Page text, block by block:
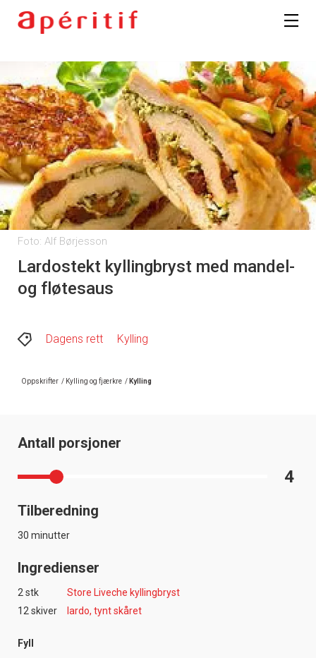
Foto: Alf Børjesson
Lardostekt kyllingbryst med mandel-
og fløtesaus
Dagens rett Kylling
Oppskrifter / Kylling og fjærkre / Kylling
Antall porsjoner
4
Tilberedning
30 minutter
Ingredienser
2 stk
Store Liveche kyllingbryst
12 skiver
lardo, tynt skåret
Fyll